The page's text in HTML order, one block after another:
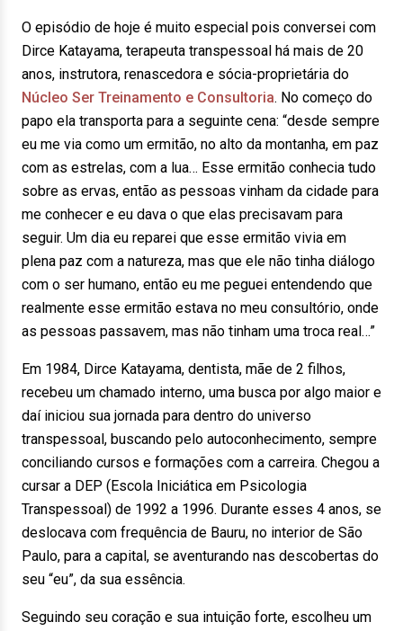
O episódio de hoje é muito especial pois conversei com
Dirce Katayama, terapeuta transpessoal há mais de 20
anos, instrutora, renascedora e sócia-proprietária do
Núcleo Ser Treinamento e Consultoria. No começo do
papo ela transporta para a seguinte cena: “desde sempre
eu me via como um ermitão, no alto da montanha, em paz
com as estrelas, com a lua… Esse ermitão conhecia tudo
sobre as ervas, então as pessoas vinham da cidade para
me conhecer e eu dava o que elas precisavam para
seguir. Um dia eu reparei que esse ermitão vivia em
plena paz com a natureza, mas que ele não tinha diálogo
com o ser humano, então eu me peguei entendendo que
realmente esse ermitão estava no meu consultório, onde
as pessoas passavem, mas não tinham uma troca real…”
Em 1984, Dirce Katayama, dentista, mãe de 2 filhos,
recebeu um chamado interno, uma busca por algo maior e
daí iniciou sua jornada para dentro do universo
transpessoal, buscando pelo autoconhecimento, sempre
conciliando cursos e formações com a carreira. Chegou a
cursar a DEP (Escola Iniciática em Psicologia
Transpessoal) de 1992 a 1996. Durante esses 4 anos, se
deslocava com frequência de Bauru, no interior de São
Paulo, para a capital, se aventurando nas descobertas do
seu “eu”, da sua essência.
Seguindo seu coração e sua intuição forte, escolheu um